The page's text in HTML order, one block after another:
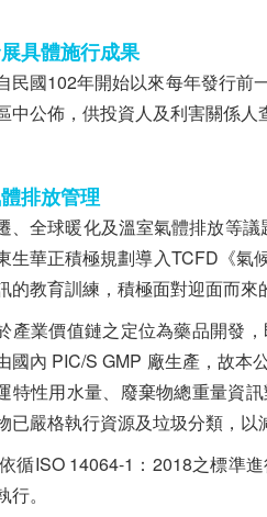
具體施行成果
民國102年開始以來每年發行前
中公佈，供投資人及利害關係人
排放管理
、全球暖化及溫室氣體排放等
生華正積極規劃導入TCFD《氣
的教育訓練，積極面對迎面而來
產業價值鏈之定位為藥品開發
國內 PIC/S GMP 廠生產，故本
特性用水量、廢棄物總重量資
已嚴格執行資源及垃圾分類，以
循ISO 14064-1：2018之標準
。